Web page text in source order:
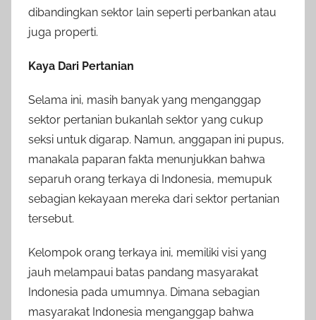
dibandingkan sektor lain seperti perbankan atau
juga properti.
Kaya Dari Pertanian
Selama ini, masih banyak yang menganggap
sektor pertanian bukanlah sektor yang cukup
seksi untuk digarap. Namun, anggapan ini pupus,
manakala paparan fakta menunjukkan bahwa
separuh orang terkaya di Indonesia, memupuk
sebagian kekayaan mereka dari sektor pertanian
tersebut.
Kelompok orang terkaya ini, memiliki visi yang
jauh melampaui batas pandang masyarakat
Indonesia pada umumnya. Dimana sebagian
masyarakat Indonesia menganggap bahwa